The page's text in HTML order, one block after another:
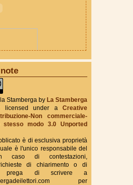
Stamberga by La Stamberga
under a Creative
Non commerciale-
stesso modo 3.0 Unported
è di esclusiva proprietà
è l'unico responsabile del
caso di contestazioni,
di chiarimento o di
prega di scrivere a
per